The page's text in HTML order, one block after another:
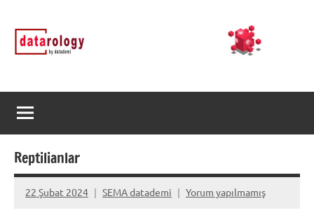
geçDATArology
by
rology
Reptilianlar
22 Şubat 2024 SEMA datademi Yorum yapılmamış